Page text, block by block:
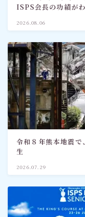
ISPS会長の功績が
2026.08.06
令和８年熊本地震で
生
2026.07.29